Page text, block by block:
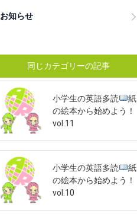
お知らせ
同じカテゴリーの記事
小学生の英語多読
紙
の絵本から始めよう！
vol.11
小学生の英語多読
紙
の絵本から始めよう！
vol.10